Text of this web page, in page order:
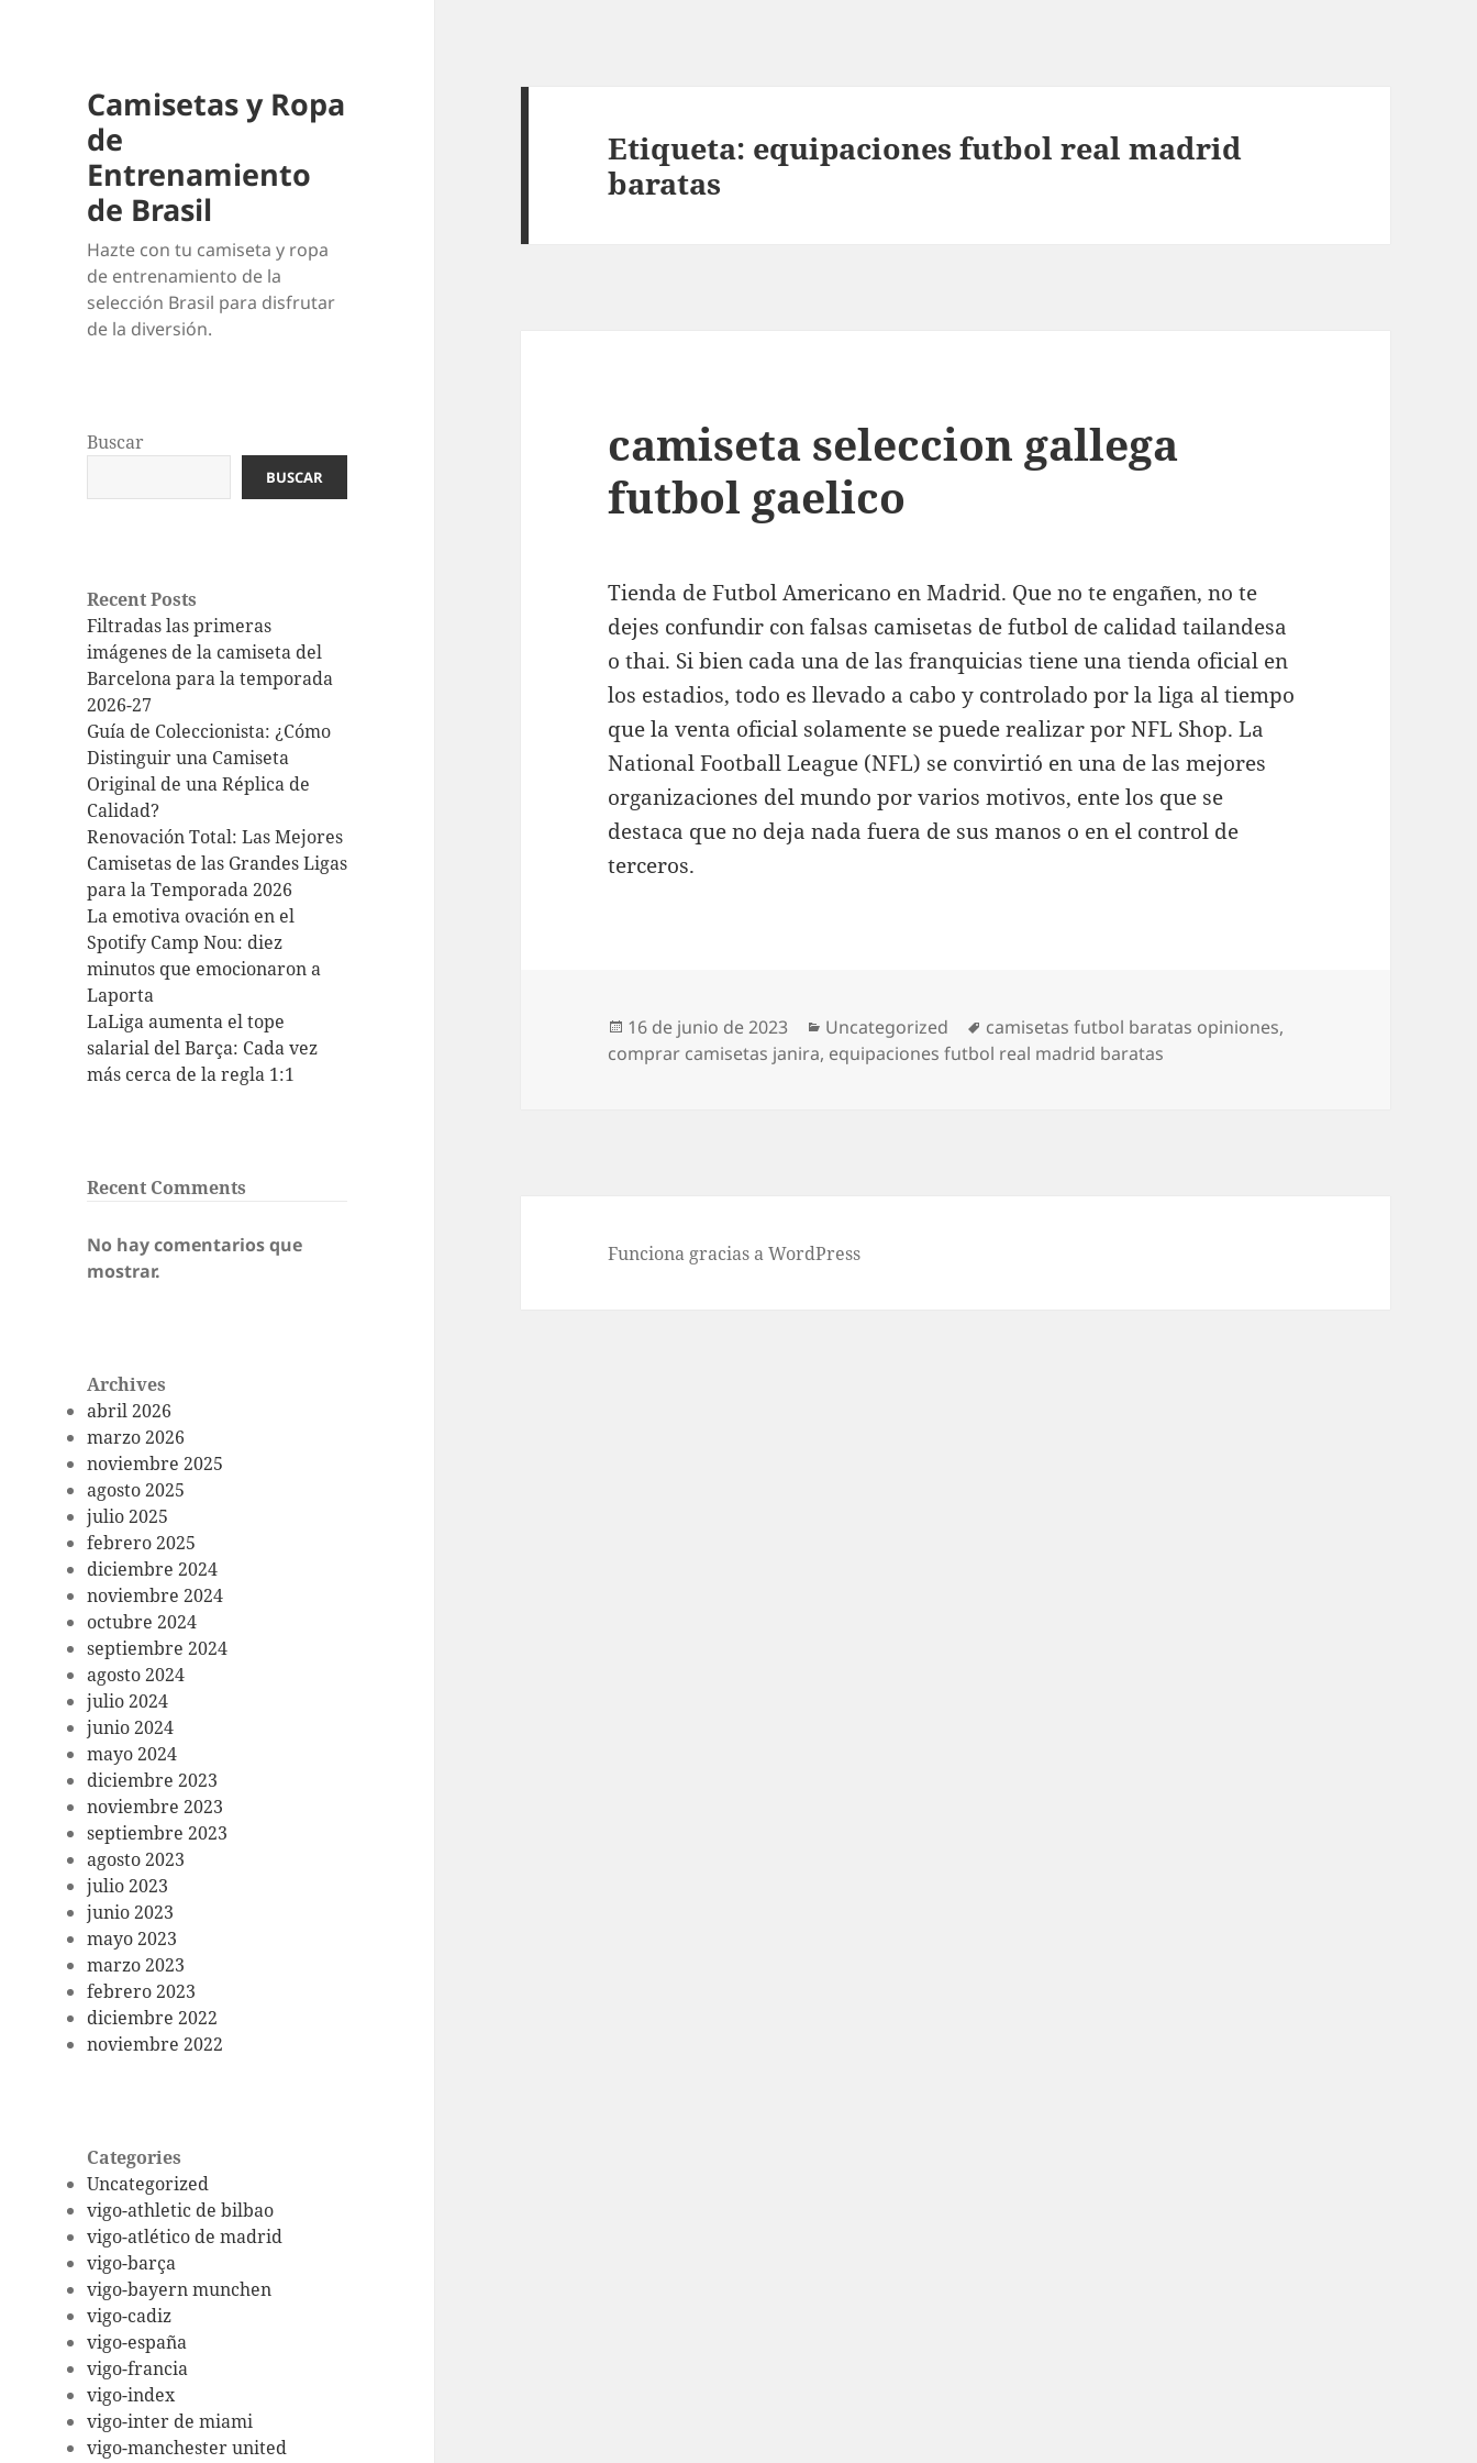
Camisetas y Ropa
de
Entrenamiento
de Brasil
Hazte con tu camiseta y ropa
de entrenamiento de la
selección Brasil para disfrutar
de la diversión.
Buscar
BUSCAR
Recent Posts
Filtradas las primeras
imágenes de la camiseta del
Barcelona para la temporada
2026-27
Guía de Coleccionista: ¿Cómo
Distinguir una Camiseta
Original de una Réplica de
Calidad?
Renovación Total: Las Mejores
Camisetas de las Grandes Ligas
para la Temporada 2026
La emotiva ovación en el
Spotify Camp Nou: diez
minutos que emocionaron a
Laporta
LaLiga aumenta el tope
salarial del Barça: Cada vez
más cerca de la regla 1:1
Recent Comments
No hay comentarios que
mostrar.
Archives
abril 2026
marzo 2026
noviembre 2025
agosto 2025
julio 2025
febrero 2025
diciembre 2024
noviembre 2024
octubre 2024
septiembre 2024
agosto 2024
julio 2024
junio 2024
mayo 2024
diciembre 2023
noviembre 2023
septiembre 2023
agosto 2023
julio 2023
junio 2023
mayo 2023
marzo 2023
febrero 2023
diciembre 2022
noviembre 2022
Categories
Uncategorized
vigo-athletic de bilbao
vigo-atlético de madrid
vigo-barça
vigo-bayern munchen
vigo-cadiz
vigo-españa
vigo-francia
vigo-index
vigo-inter de miami
vigo-manchester united
Etiqueta: equipaciones futbol real madrid
baratas
camiseta seleccion gallega
futbol gaelico
Tienda de Futbol Americano en Madrid. Que no te engañen, no te
dejes confundir con falsas camisetas de futbol de calidad tailandesa
o thai. Si bien cada una de las franquicias tiene una tienda oficial en
los estadios, todo es llevado a cabo y controlado por la liga al tiempo
que la venta oficial solamente se puede realizar por NFL Shop. La
National Football League (NFL) se convirtió en una de las mejores
organizaciones del mundo por varios motivos, ente los que se
destaca que no deja nada fuera de sus manos o en el control de
terceros.
Publicado
el
16 de junio de 2023 Categorías
Uncategorized Etiquetas
camisetas futbol baratas opiniones,
comprar camisetas janira, equipaciones futbol real madrid baratas
Funciona gracias a WordPress